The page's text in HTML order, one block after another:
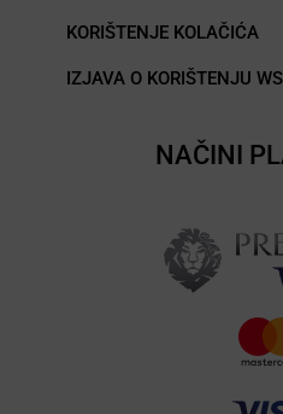
KORIŠTENJE KOLAČIĆA
IZJAVA O KORIŠTENJU
NAČINI